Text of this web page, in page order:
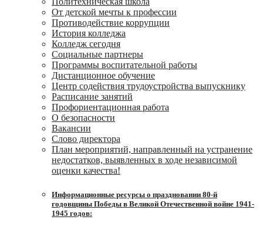
От детской мечты к профессии
Противодействие коррупции
История колледжа
Колледж сегодня
Социальные партнеры
Программы воспитательной работы
Дистанционное обучение
Центр содействия трудоустройства выпускнику
Расписание занятий
Профориентационная работа
О безопасности
Вакансии
Слово директора
План мероприятий, направленный на устранение
недостатков, выявленных в ходе независимой
оценки качества!
Информационные ресурсы о праздновании 80-й
годовщины Победы в Великой Отечественной войне 1941-
1945 годов: